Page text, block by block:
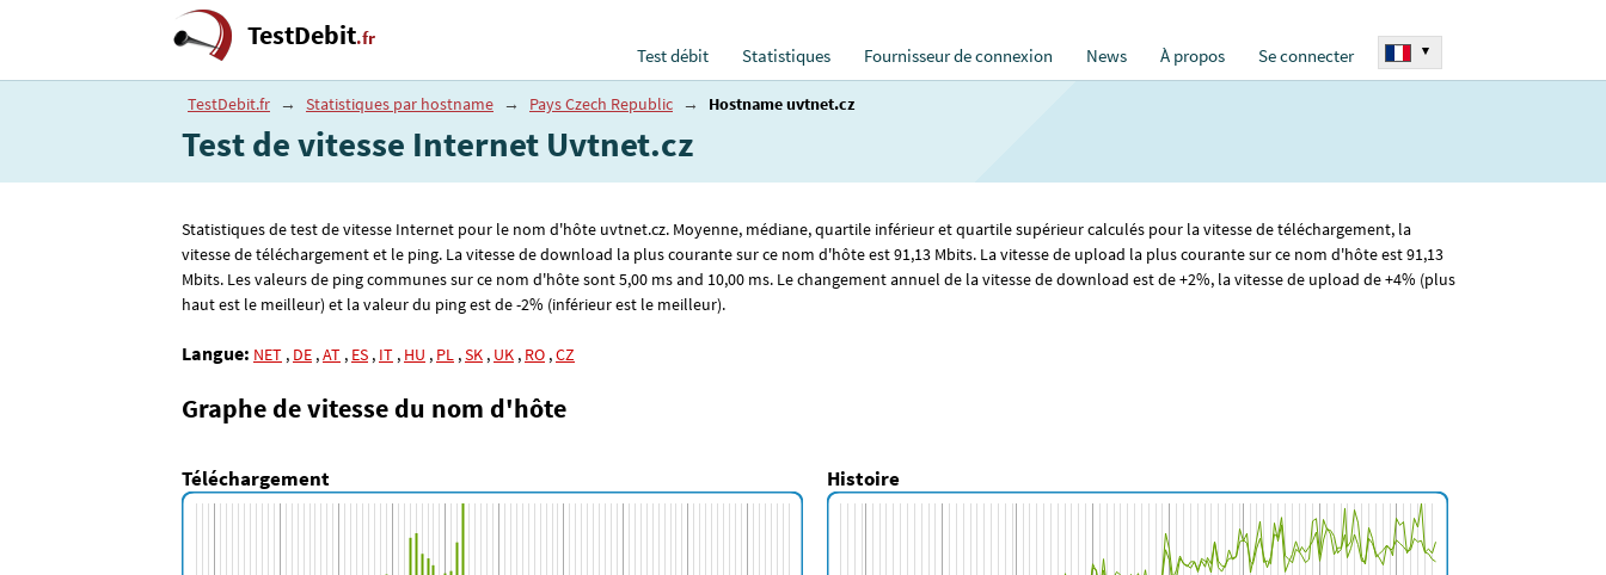
TestDebit.fr
Test débit Statistiques Fournisseur de connexion News À propos Se connecter ▾
TestDebit.fr → Statistiques par hostname → Pays Czech Republic → Hostname uvtnet.cz
Test de vitesse Internet Uvtnet.cz
Statistiques de test de vitesse Internet pour le nom d'hôte uvtnet.cz. Moyenne, médiane, quartile inférieur et quartile supérieur calculés pour la vitesse de téléchargement, la
vitesse de téléchargement et le ping. La vitesse de download la plus courante sur ce nom d'hôte est 91,13 Mbits. La vitesse de upload la plus courante sur ce nom d'hôte est 91,13
Mbits. Les valeurs de ping communes sur ce nom d'hôte sont 5,00 ms and 10,00 ms. Le changement annuel de la vitesse de download est de +2%, la vitesse de upload de +4% (plus
haut est le meilleur) et la valeur du ping est de -2% (inférieur est le meilleur).
Langue: NET , DE ,AT , ES , IT , HU , PL ,SK , UK , RO ,CZ
Graphe de vitesse du nom d'hôte
Téléchargement Histoire